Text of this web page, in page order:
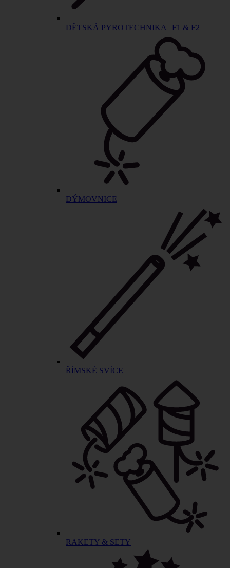
DĚTSKÁ PYROTECHNIKA | F1 & F2
DÝMOVNICE
ŘÍMSKÉ SVÍCE
RAKETY & SETY